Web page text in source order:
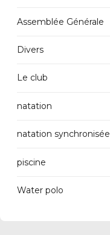
Assemblée Générale
Divers
Le club
natation
natation synchronisée
piscine
Water polo